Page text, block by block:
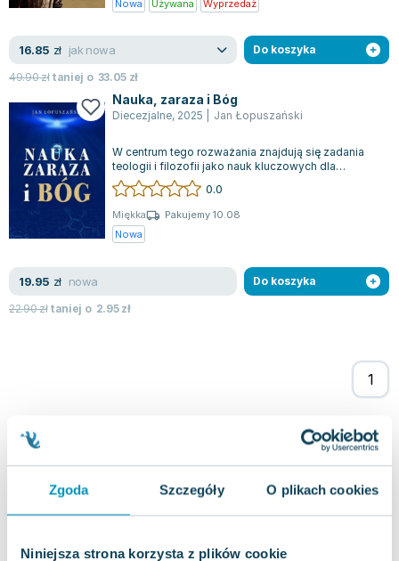
Zgoda Szczegóły O plikach cookies
Niniejsza strona korzysta z plików cookie
Joseph Murphy
Jan Sztaudynger
Aleksander Puszkin
Oscar Wilde
Małgorzata Ohme
Maddie Ziegler
Leszek Czarnecki
Joanna Racewicz
Maria Seweryn
Janina Zającówna
Anna Prus (oprac.)
Nela Mała Reporterka
Agnieszka Maciąg
Ajahn Brahm
Lucinda Riley
Nowa Używana Wyprzedaż
16.85 zł jak nowa
49.90złtaniej o 33.05 zł
Do koszyka
Nauka, zaraza i Bóg
Diecezjalne, 2025 Jan Łopuszański
W centrum tego rozważania znajdują się zadania
teologii i filozofii jako nauk kluczowych dla
Kościoła, którego misją jest szerzeni...
0.0
Miękka
Pakujemy 10.08
Nowa
19.95 zł nowa
22.90złtaniej o 2.95zł
Do koszyka